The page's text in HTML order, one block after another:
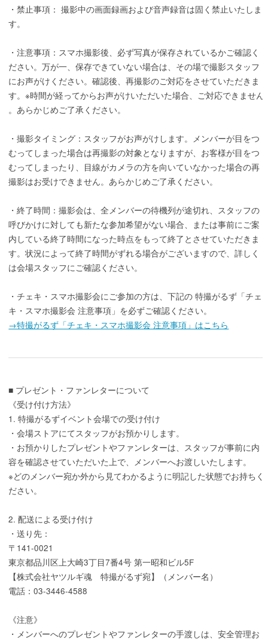
・禁止事項： 撮影中の画面録画および音声録音は固く禁止いたしま
す。
・注意事項：スマホ撮影後、必ず写真が保存されているかご確認く
ださい。万が一、保存できていない場合は、その場で撮影スタッフ
にお声がけください。確認後、再撮影のご対応をさせていただきま
す。※時間が経ってからお声がけいただいた場合、ご対応できません
。あらかじめご了承ください。
・撮影タイミング：スタッフがお声がけします。メンバーが目をつ
むってしまった場合は再撮影の対象となりますが、お客様が目をつ
むってしまったり、目線がカメラの方を向いていなかった場合の再
撮影はお受けできません。あらかじめご了承ください。
・終了時間：撮影会は、全メンバーの待機列が途切れ、スタッフの
呼びかけに対しても新たな参加希望がない場合、または事前にご案
内している終了時間になった時点をもって終了とさせていただきま
す。状況によって終了時間がずれる場合がございますので、詳しく
は会場スタッフにご確認ください。
・チェキ・スマホ撮影会にご参加の方は、下記の 特撮がるず「チェ
キ・スマホ撮影会 注意事項」を必ずご確認ください。
→特撮がるず「チェキ・スマホ撮影会 注意事項」はこちら
■ プレゼント・ファンレターについて
《受け付け方法》
1. 特撮がるずイベント会場での受け付け
・会場ストアにてスタッフがお預かりします。
・お預かりしたプレゼントやファンレターは、スタッフが事前に内
容を確認させていただいた上で、メンバーへお渡しいたします。
※どのメンバー宛か外から見てわかるように明記した状態でお持ちく
ださい。
2. 配送による受け付け
・送り先：
〒141-0021
東京都品川区上大崎3丁目7番4号 第一昭和ビル5F
【株式会社ヤツルギ魂 特撮がるず宛】（メンバー名）
電話：03-3446-4588
《注意》
・メンバーへのプレゼントやファンレターの手渡しは、安全管理お